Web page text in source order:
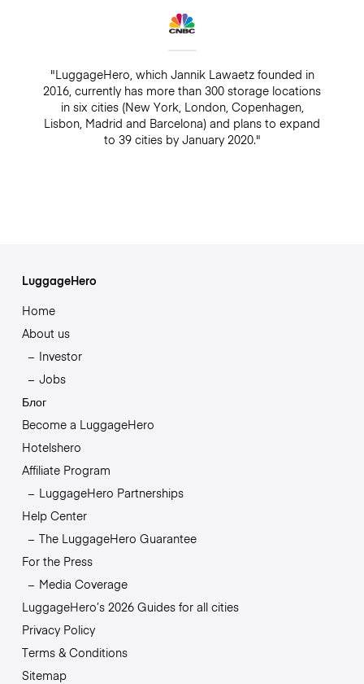
"LuggageHero, which Jannik Lawaetz founded in
2016, currently has more than 300 storage locations
in six cities (New York, London, Copenhagen,
Lisbon, Madrid and Barcelona) and plans to expand
to 39 cities by January 2020."
LuggageHero
Home
About us
Investor
Jobs
Блог
Become a LuggageHero
Hotelshero
Affiliate Program
LuggageHero Partnerships
Help Center
The LuggageHero Guarantee
For the Press
Media Coverage
LuggageHero’s 2026 Guides for all cities
Privacy Policy
Terms & Conditions
Sitemap